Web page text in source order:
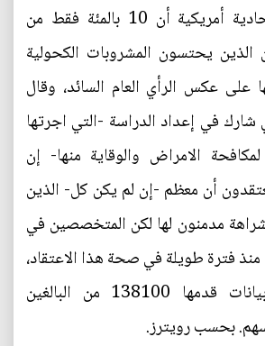
أظهرت دراسة اتحادية أمريكية أن 10 بالمئة فقط من
الذين يحتسون المشروبات الكحولية
على عكس الرأي العام السائد، وقال
شارك في إعداد الدراسة -التي اجرتها
لمكافحة الامراض والوقاية منها- إن
أن معظم -إن لم يكن كل- الذين
مدمنون لها لكن المتخصصين في
فترة طويلة في صحة هذا الاعتقاد،
وحللت الدراسة بيانات قدمها 138100 من البالغين
بحسب رويترز.